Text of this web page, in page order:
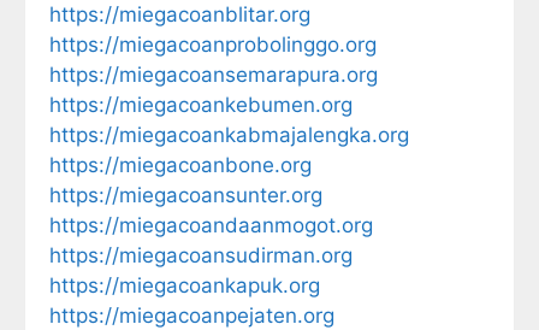
https://miegacoanblitar.org
https://miegacoanprobolinggo.org
https://miegacoansemarapura.org
https://miegacoankebumen.org
https://miegacoankabmajalengka.org
https://miegacoanbone.org
https://miegacoansunter.org
https://miegacoandaanmogot.org
https://miegacoansudirman.org
https://miegacoankapuk.org
https://miegacoanpejaten.org